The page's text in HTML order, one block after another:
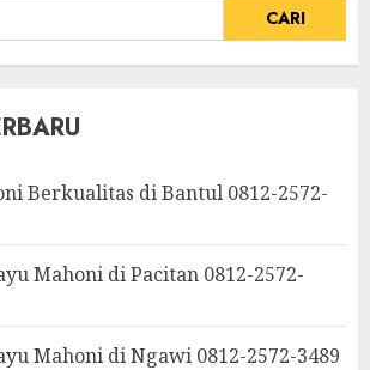
Berkualitas di Bantul 0812-2572-
Mahoni di Pacitan 0812-2572-
Mahoni di Ngawi 0812-2572-3489